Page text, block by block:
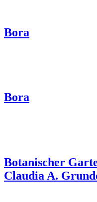
Bora
Bora
Botanischer
Claudia A.